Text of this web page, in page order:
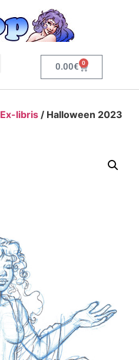
0.00€ 0
Ex-libris / Halloween 2023